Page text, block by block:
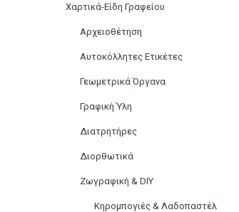
Χαρτικά-Είδη Γραφείου
Αρχειοθέτηση
Αυτοκόλλητες Ετικέτες
Γεωμετρικά Όργανα
Γραφική Ύλη
Διατρητήρες
Διορθωτικά
Ζωγραφική & DIY
Κηρομπογιές & Λαδοπαστέλ